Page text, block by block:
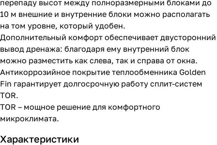
перепаду высот между полноразмерными блоками до
10 м внешние и внутренние блоки можно располагать
на том уровне, который удобен.
Дополнительный комфорт обеспечивает двусторонний
вывод дренажа: благодаря ему внутренний блок
можно разместить как слева, так и справа от окна.
Антикоррозийное покрытие теплообменника Golden
Fin гарантирует долгосрочную работу сплит-систем
TOR.
TOR – мощное решение для комфортного
микроклимата.
Характеристики